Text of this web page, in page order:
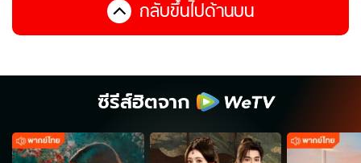
กลับขึ้นไปด้านบน
ซีรีส์ฮิตจาก